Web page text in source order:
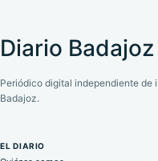
Diario Badajoz
Periódico digital independiente de
Badajoz.
EL DIARIO